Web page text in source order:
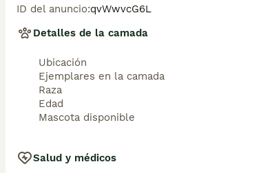
ID del anuncio:qvWwvcG6L
Detalles de la camada
Ubicación
Ejemplares en la camada
Raza
Edad
Mascota disponible
Salud y médicos